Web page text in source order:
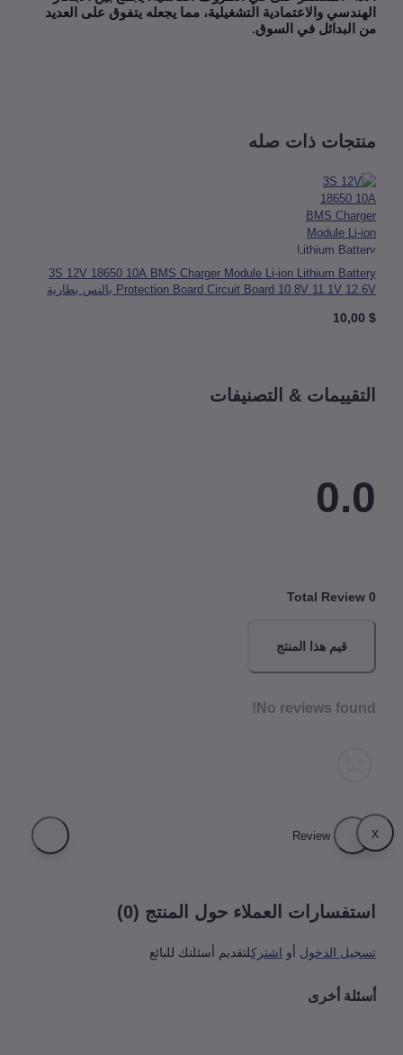
والاعتمادية التشغيلية، مما يجعله يتفوق على العديد
في السوق.
ذات صله
3S 12V 18650 10A BMS Charger Module Li-ion Lithium Battery
Protection Board Circuit Board 10.8V 11.1V 12.6V بالنس بطارية
& التصنيفات
Total
قيم هذا المنتج
No reviews
العملاء حول المنتج (0)
الدخول أو اشترك لتقديم أسئلتك للبائع
أخرى